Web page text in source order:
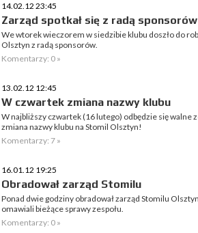
14.02.12 23:45
Zarząd spotkał się z radą sponsorów
We wtorek wieczorem w siedzibie klubu doszło do
Olsztyn z radą sponsorów.
Komentarzy: 0 »
13.02.12 12:45
W czwartek zmiana nazwy klubu
W najbliższy czwartek (16 lutego) odbędzie się walne
zmiana nazwy klubu na Stomil Olsztyn!
Komentarzy: 7 »
16.01.12 19:25
Obradował zarząd Stomilu
Ponad dwie godziny obradował zarząd Stomilu
omawiali bieżące sprawy zespołu.
Komentarzy: 0 »